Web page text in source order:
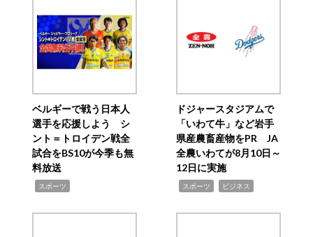
ベルギーで戦う日本人
選手を応援しよう シ
ント＝トロイデン戦全
試合をBS10が今季も無
料放送
スポーツ
ドジャースタジアムで
「いわて牛」など岩手
県産農畜産物をPR JA
全農いわてが8月10日～
12日に実施
スポーツ ビジネス